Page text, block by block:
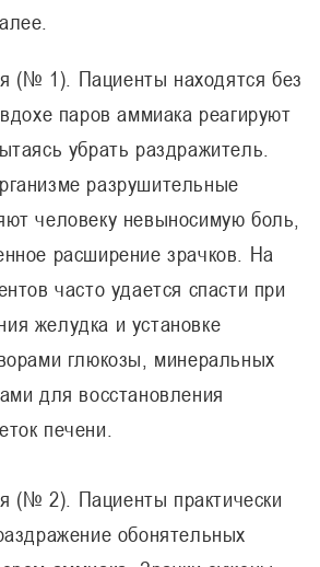
(№ 1). Пациенты находятся без
паров аммиака реагируют
убрать раздражитель.
разрушительные
человеку невыносимую боль,
расширение зрачков. На
часто удается спасти при
желудка и установке
глюкозы, минеральных
для восстановления
печени.
(№ 2). Пациенты практически
обонятельных